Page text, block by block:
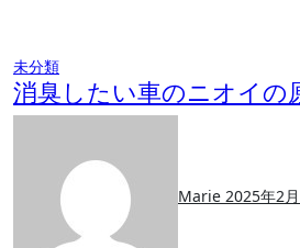
未分類
消臭したい車のニオイの
Marie 2025年2